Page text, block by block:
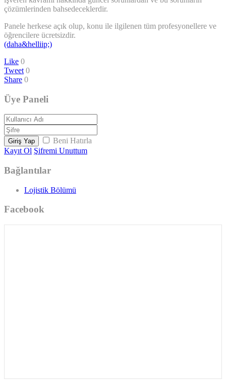
çözümlerinden bahsedeceklerdir.
Panele herkese açık olup, konu ile ilgilenen tüm profesyonellere ve
öğrencilere ücretsizdir.
(daha&helliip;)
Like 0
Tweet 0
Share 0
Üye Paneli
Giriş Yap
Beni Hatırla
Kayıt Ol Şifremi Unuttum
Bağlantılar
Lojistik Bölümü
Facebook